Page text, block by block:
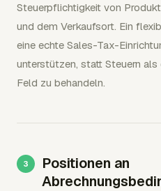
Steuerpflichtigkeit von
und dem Verkaufsort. Ein
eine echte Sales-Tax-
unterstützen, statt Steuern
Feld zu behandeln.
Positionen an